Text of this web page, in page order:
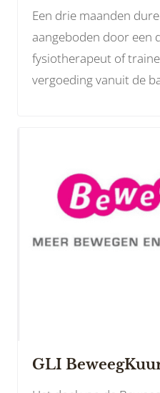
Een drie maanden
aangeboden door een
fysiotherapeut of
vergoeding vanuit de
GLI